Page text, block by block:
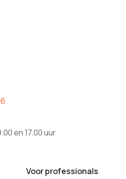
en 17.00 uur
Voor professionals